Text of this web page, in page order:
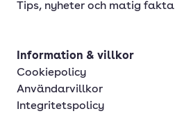
Tips, nyheter och matig fakta
Information & villkor
Cookiepolicy
Användarvillkor
Integritetspolicy